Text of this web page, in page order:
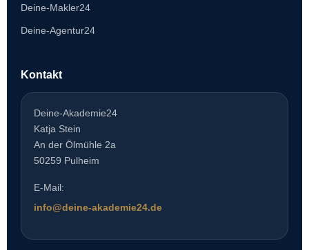
Deine-Makler24
Deine-Agentur24
Kontakt
Deine-Akademie24
Katja Stein
An der Ölmühle 2a
50259 Pulheim
E-Mail:
info@deine-akademie24.de